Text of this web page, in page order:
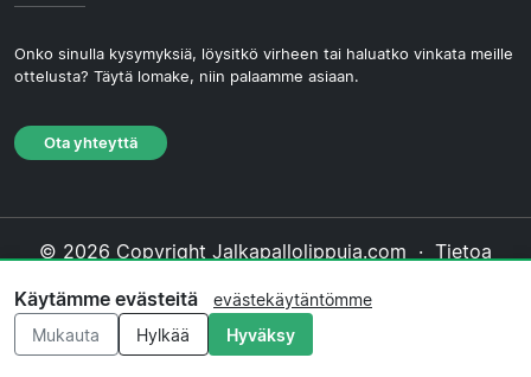
Onko sinulla kysymyksiä, löysitkö virheen tai haluatko vinkata meille
ottelusta? Täytä lomake, niin palaamme asiaan.
Ota yhteyttä
© 2026 Copyright Jalkapallolippuja.com · Tietoa
Evästekäytäntö·Toimituksellinen käytäntö
Käytämme evästeitä
evästekäytäntömme
Mukauta
Hylkää Hyväksy